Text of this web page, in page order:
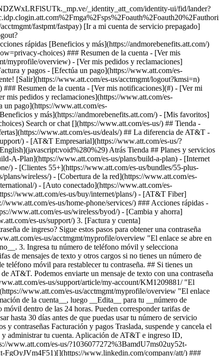
Search or chat [](https://www.att.com/es-us/) ## Tienda -
www.att.com/es-us/deals/) ## La diferencia de AT&T -
) - [AT&T Empresarial](https://www.att.com/es-us/?1036077272%3BamdU7ms02uyDVD7hILrWak6c7DshIidU2t-FgO3.41) - [Busca una tienda](https://www.att.com/es-us/stores/) - [View in English](javascript:void%280%29) Atrás Tienda ## Planes y servicios ### Paquetes - [Explorar paquetes](https://www.att.com/es-us/bundles/) - [AT&T OneConnect](https://www.att.com/es-us/oneconnect/) - [Build-A-Plan](https://www.att.com/es-us/plans/build-a-plan) - [Internet + servicio móvil](https://www.att.com/es-us/bundles/internet-wireless/) - [Internet + teléfono residencial](https://www.att.com/es-us/home-phone/) - [Clientes 55+](https://www.att.com/es-us/bundles/55-plus-internet-wireless/) ### Móvil - [Explora servicio móvil](https://www.att.com/es-us/wireless/) - [Planes de teléfonos](https://www.att.com/es-us/plans/wireless/) - [Cobertura de la red](https://www.att.com/es-us/maps/wireless-coverage.html) - [Prepago](https://www.att.com/es-us/prepaid/) - [Adicionales internacionales](https://www.att.com/es-us/international/) - [Auto conectado](https://www.att.com/es-us/plans/connected-car/) ### Internet residencial - [Explora internet residencial](https://www.att.com/es-us/internet/) - [Ve la disponibilidad](https://www.att.com/es-us/buy/internet/plans/) - [AT&T Fiber](https://www.att.com/es-us/internet/fiber/) - [AT&T Internet Air](https://www.att.com/es-us/internet/internet-air/) - [Teléfono residencial](https://www.att.com/es-us/home-phone/services/) ### Acciones rápidas - [Cambia](https://www.att.com/es-us/upgrade/) - [Añade una línea](https://www.att.com/es-us/plans/add-a-line/) - [Trae tu propio teléfono](https://www.att.com/es-us/wireless/byod/) - [Cambia y ahorra](https://www.att.com/es-us/wireless/switch-and-save/) Inicio del contenido principal 1. [Inicio](https://www.att.com/) 2. [Support](https://www.att.com/es-us/support/) 3. [Factura y cuenta](https://www.att.com/es-us/support/my-account/) # Configura los mensajes de texto para restablecer la contraseña ¿Quieres restablecer tu contraseña de ingreso? Sigue estos pasos para obtener una contraseña temporal que se envía por mensaje de texto. * * * ## No tienes un número de teléfono móvil de AT&T 1. Ve al [perfil de tu cuenta](https://www.att.com/es-us/acctmgmt/myprofile/overview "El enlace se abre en una ventana nueva"). Inicia sesión, si se te solicita. 2. Selecciona __Información de la cuenta__, luego __Edita__ para tu __Número de teléfono__. 3. Ingresa tu número de teléfono móvil y selecciona __Guarda__. 4. Completa los pasos de confirmación enviados a tu número de teléfono móvil dentro de las 24 horas. Pueden corresponder tarifas de mensajes de texto y otros cargos si no tienes un número de teléfono móvil de AT&T. Consulta tu plan y proveedor. __Información útil:__ Puede demorar hasta 30 días antes de poder usar este número de teléfono móvil para restablecer tu contraseña. ## Si tienes un número de teléfono móvil de AT&T Una manera rápida de restablecer tu contraseña es asignar tu número de teléfono móvil de AT&T a tu ID de AT&T. Podemos enviarte un mensaje de texto con una contraseña temporal. Podemos enviarte un mensaje de texto con una contraseña temporal. [Averigua cómo asignar tu número a tu ID de AT&T](https://www.att.com/es-us/support/article/my-account/KM1209881/ "El enlace se abre en la misma ventana") ## Tienes una cuenta de AT&T Mail gratis que no está vinculada con tu ID 1. Ve al [perfil de tu cuenta](https://www.att.com/es-us/acctmgmt/myprofile/overview "El enlace se abre en una ventana nueva") e inicia sesión con tu dirección de correo electrónico y tu contraseña de AT&T Mail. 2. Selecciona la __información de la cuenta__, luego __Edita__ para tu __número de teléfono__. 3. Ingresa tu número de teléfono móvil y selecciona __Guarda__. 4. Completa los últimos pasos enviados a tu número de teléfono móvil dentro de las 24 horas. Pueden corresponder tarifas de mensajes de texto y otros cargos si no tienes un número de teléfono móvil de AT&T. Consulta tu plan y proveedor. __Atención:__ Pueden pasar hasta 30 días antes de que puedas usar tu número de servicio móvil para restablecer tu contraseña. Mostrar menos Última actualización: Febrero 6, 2026 * * * ## Explora temas Acceso a la cuenta, usuarios y contraseñas Facturación y pagos Traslada, suspende y cancela el servicio Privacidad, fraude y seguridad Perfil e información de contacto Alertas e información de uso Conoce cómo crear tu ID, iniciar sesión y administrar tu cuenta. Aplicación de AT&T e ingreso ID, registrarse y vinculación de cuentas Códigos de acceso Contraseñas Permisos y acceso otorgado ### ¿Esta información te resultó útil? [](https://www.att.com/es-us/?1036077272%3BamdU7ms02uy52t-FgOyJVm4.m1)[](https://www.facebook.com/ATT)[](https://www.att.com/es-us/?1036077272%3BamdU7ms02uyDVD7hak6WVPzL7tz92t-FgOyJVm4F51)[](https://www.linkedin.com/company/att/) ### Tienda - [Teléfonos móviles](https://www.att.com/es-us/buy/phones/) - [Internet por fibra óptica](https://www.att.com/es-us/internet/fiber/) - [Internet residencial](https://www.att.com/es-us/internet/) - [Tablets](https://www.att.com/es-us/buy/tablets/) - [Relojes inteligentes](https://www.att.com/es-us/buy/wearables/) - [Accesorios inalámbricos](https://www.att.com/es-us/accessories/) - [Teléfonos prepagados](https://www.att.com/es-us/prepaid/) ### Tendencia - [iPhone 17 Pro Max](https://www.att.com/es-us/buy/phones/apple-iphone-17-pro-max.html) - [iPhone 17 Pro](https://www.att.com/es-us/buy/phones/apple-iphone-17-pro.html) - [iPhone Air](https://www.att.com/es-us/buy/phones/apple-iphone-air.html) - [iPhone 17](https://www.att.com/es-us/buy/phones/apple-iphone-17.html) - [Samsung Galaxy S26 Ultra](https://www.att.com/es-us/buy/phones/samsung-galaxy-s26-ultra.html) - [Samsung Galaxy Z Fold8 Ultra](https://www.att.com/es-us/buy/phones/samsung-galaxy-z-fold8-ultra.html) - [Samsung Galaxy Z Fold8](https://www.att.com/es-us/buy/phones/samsung-galaxy-z-fold8.html) - [Samsung Galaxy Z Flip8](https://www.att.com/es-us/buy/phones/samsung-galaxy-z-flip8.html) ### Mejores planes de teléfono y datos - [Planes de telefonía ilimitada](https://www.att.com/es-us/plans/wireless/) - [Planes internacionales](https://www.att.com/es-us/international/) - [Añade una línea](https://www.att.com/es-us/plans/add-a-line/) - [Cambia](https://www.att.com/es-us/plans/phone-upgrade/) - [Planes de datos para tablet](https://www.att.com/es-us/plans/tablet-ipad-data-plans/) - [Planes para hotspot móvil](https://www.att.com/es-us/plans/tethering/) - [Next Up Anytime](https://www.att.com/es-us/plans/next-up-anytime/) ### Cámbiate a AT&T - [Cámbiate a AT&T](https://www.att.com/es-us/wireless/switch-and-save/) - [Cómo cambiar de compañía telefónica](https://www.att.com/es-us/wireless/how-to-switch-phone-carrier/) - [Prueba de velocidad de Internet](https://www.att.com/es-us/support/speedtest/) - [Trae tu propio dispositivo](https://www.att.com/es-us/wireless/byod/) - [Intercambio de teléfonos móviles](https://www.att.com/es-us/?1036077272%3BamdU7ms02uyU7tzvGkch2tzUV_6CgZUF91) - [Traspasa tu servicio de internet](https://www.att.com/es-us/moving/) ### Ofertas destacadas - [Ofertas y promociones de AT&T](https://www.att.com/es-us/deals/) - [Ofertas de teléfonos móviles](https://www.att.com/es-us/deals/cell-phone-deals/) - [Ofertas de iPhone](https://www.att.com/es-us/deals/iphone-deals/) - [Ofertas de Samsung](https://www.att.com/es-us/buy/phones/browse/samsung_hasdeals/) - [Ofertas de paquetes de telefonía e internet](https://www.att.com/es-us/bundles/internet-wireless/) - [Descuento con tarjeta de crédito](https://www.att.com/es-us/?1036077272%3BamdU7ms02uyDVD7hIidU2t-FgOyvGkzT7uyJVm497PywgLdW2iYTVis9IZcUaO3.z1) - [Ofertas de teléfonos gratis para clientes nuevos](https://www.att.com/es-us/buy/phones/browse/free/) - [Ofertas sin intercambio](https://www.att.com/es-us/buy/phones/browse/nontradeinoffer/) ### Ve teléfonos móviles por marca - [Nuevos iPhones de Apple](https://www.att.com/es-us/buy/phones/browse/apple/) - [Teléfonos Samsung Galaxy nuevos](https://www.att.com/es-us/buy/phones/browse/samsung/) - [Teléfonos Google Pixel nuevos](https://www.att.com/es-us/buy/phones/browse/google/) - [Teléfonos Motorola Moto nuevos](https://www.att.com/es-us/buy/phones/browse/motorola/) - [Teléfonos Sonim nuevos](https://www.att.com/es-us/buy/phones/browse/sonim/) ### Tablets y relojes - [Nuevo Apple iPad](https://www.att.com/es-us/buy/tablets/browse/apple/) - [Nuevo Samsung Galaxy Tab](https://www.att.com/es-us/buy/tablets/browse/samsung/) - [Nuevo Apple Watch](https://www.att.com/es-us/buy/wearables/browse/apple/) - [Nuevo Samsung Galaxy Watch](https://www.att.com/es-us/buy/wearables/browse/samsung/) - [Nuevo Google Pixel Watch](https://www.att.com/es-us/buy/wearables/browse/google/) - [Nuevo reloj inteligente para niños](https://www.att.com/es-us/buy/wearables/att-amigo-jr-watch.html) ### Accesorios por marca - [Accesorios Apple](https://www.att.com/es-us/buy/accessories/browse/all/apple/) - [Accesorios de AT&T](https://www.att.com/es-us/buy/accessories/browse/all/att/) - [Accesorios de Samsung](https://www.att.com/es-us/buy/accessories/browse/all/samsung/) - [Estuches para teléfonos Otterbox](https://www.att.com/es-us/buy/accessories/browse/cases/otterbox/) - [Audífonos Beats](https://www.att.com/es-us/buy/accessories/browse/headphones/beats/) ### Recursos - [Combina internet y servicio móvil](https://www.att.com/es-us/bundles/) - [¿Qué es Internet Air?](https://www.att.com/es-us/internet/what-is-internet-air/) - [Cómo usar tu teléfono cuando viajas al exterior](https://www.att.com/es-us/wireless/how-to-use-your-cell-phone-internationally/) - [¿Qué es internet por fibra óptica?](https://www.att.com/es-us/internet/what-is-fiber-internet/) - [¿Qué es una eSIM?](https://www.att.com/es-us/wireless/what-is-esim/) - [Devolver o cambiar tu dispositivo móvil](https://www.att.com/es-us/wireless/return-policy/) - [¿Qué es Wi-Fi?](https://www